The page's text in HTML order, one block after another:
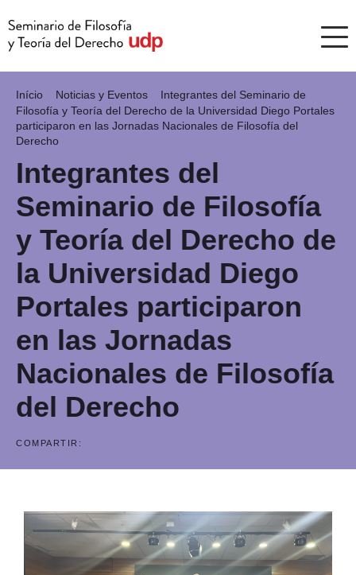
Início Noticias y Eventos
Integrantes del Seminario de
Filosofía y Teoría del Derecho de la Universidad Diego Portales
participaron en las Jornadas Nacionales de Filosofía del
Derecho
Integrantes del
Seminario de Filosofía
y Teoría del Derecho de
la Universidad Diego
Portales participaron
en las Jornadas
Nacionales de Filosofía
del Derecho
COMPARTIR: